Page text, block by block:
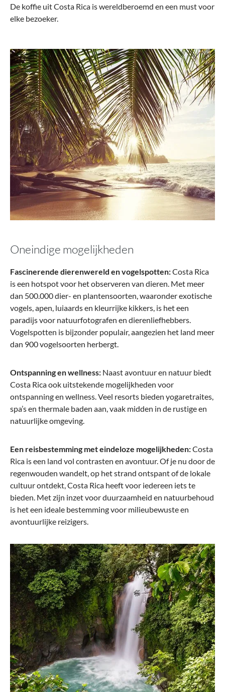
De koffie uit Costa Rica is wereldberoemd en een must voor
elke bezoeker.
Oneindige mogelijkheden
Fascinerende dierenwereld en vogelspotten:Costa Rica
is een hotspot voor het observeren van dieren. Met meer
dan 500.000 dier- en plantensoorten, waaronder exotische
vogels, apen, luiaards en kleurrijke kikkers, is het een
paradijs voor natuurfotografen en dierenliefhebbers.
Vogelspotten is bijzonder populair, aangezien het land meer
dan 900 vogelsoorten herbergt.
Ontspanning en wellness: Naast avontuur en natuur biedt
Costa Rica ook uitstekende mogelijkheden voor
ontspanning en wellness. Veel resorts bieden yogaretraites,
spa’s en thermale baden aan, vaak midden in de rustige en
natuurlijke omgeving.
Een reisbestemming met eindeloze mogelijkheden:Costa
Rica is een land vol contrasten en avontuur. Of je nu door de
regenwouden wandelt, op het strand ontspant of de lokale
cultuur ontdekt, Costa Rica heeft voor iedereen iets te
bieden. Met zijn inzet voor duurzaamheid en natuurbehoud
is het een ideale bestemming voor milieubewuste en
avontuurlijke reizigers.